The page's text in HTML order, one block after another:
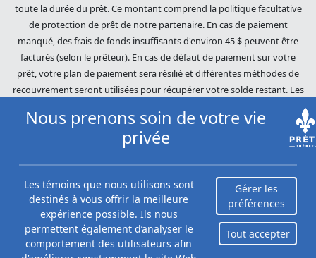
toute la durée du prêt. Ce montant comprend la politique facultative
de protection de prêt de notre partenaire. En cas de paiement
manqué, des frais de fonds insuffisants d'environ 45 $ peuvent être
facturés (selon le prêteur). En cas de défaut de paiement sur votre
prêt, votre plan de paiement sera résilié et différentes méthodes de
recouvrement seront utilisées pour récupérer votre solde restant. Les
dettes impayées seront poursuivies dans toute l'étendue de la loi. Nos
prêteurs utilisent des pratiques de recouvrement équitables. Prêts
Québec (Loans Canada) n'est pas affilié à Equifax Canada Co., sa
Equifax. Prêts Québec (Loans Canada) est un revendeur autorisé du
Score du risque Equifax, cependant, Equifax n'approuve, ne garantit ni
ne recommande aucun des produits, services ou contenus de ce site
Web. Pour plus d'informations sur Equifax, le Score du risque Equifax
et/ou les rapports de crédit d'Equifax, veuillez visiter le site Web
Nous prenons soin de votre vie
privée
Les témoins que nous utilisons sont
destinés à vous offrir la meilleure
expérience possible. Ils nous
permettent également d’analyser le
comportement des utilisateurs afin
Gérer les
préférences
Tout accepter